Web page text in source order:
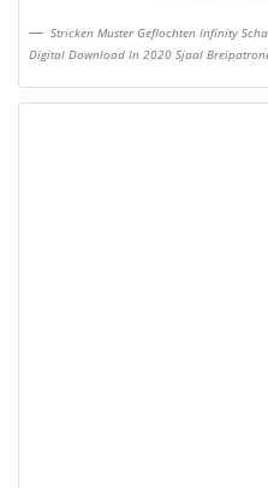
Stricken Muster Geflochten Infinity
Digital Download In 2020 Sjaal